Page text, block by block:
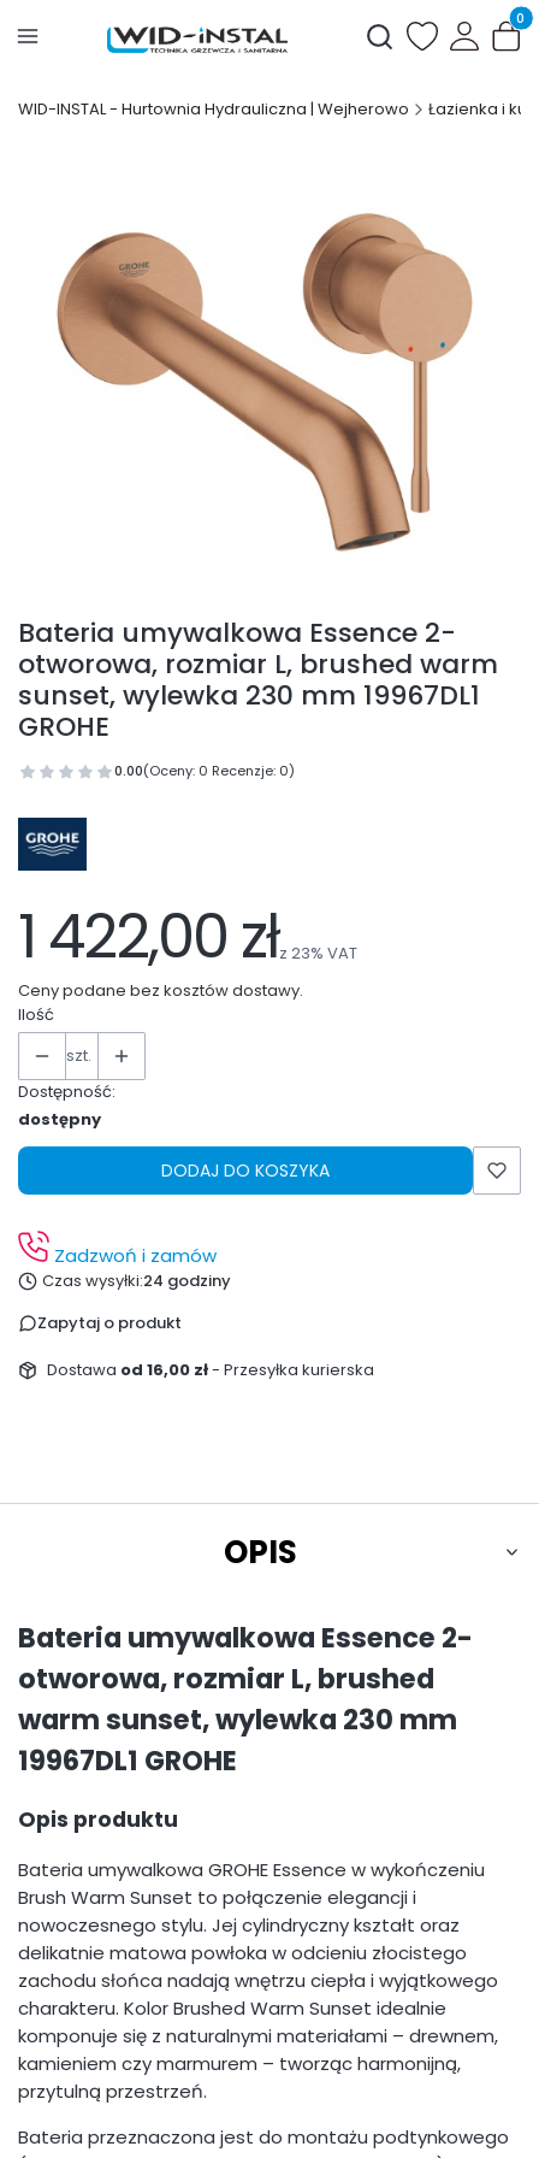
Otwórz
WID-INSTAL - Hurtownia Hydrauliczna | Wejherowo Łazienka i
Bateria umywalkowa Essence 2-
otworowa, rozmiar L, brushed warm
sunset, wylewka 230 mm 19967DL1
GROHE
0.00(Oceny: 0 Recenzje: 0)
1 422,00 złz 23% VAT
Ceny podane bez kosztów dostawy.
Ilość
szt.
Dostępność:
dostępny
DODAJ DO KOSZYKA
Zadzwoń i zamów
Czas wysyłki:24 godziny
Zapytaj o produkt
Dostawa od 16,00 zł- Przesyłka kurierska
OPIS
Bateria umywalkowa Essence 2-
otworowa, rozmiar L, brushed
warm sunset, wylewka 230 mm
19967DL1 GROHE
Opis produktu
Bateria umywalkowa GROHE Essence w wykończeniu
Brush Warm Sunset to połączenie elegancji i
nowoczesnego stylu. Jej cylindryczny kształt oraz
delikatnie matowa powłoka w odcieniu złocistego
zachodu słońca nadają wnętrzu ciepła i wyjątkowego
charakteru. Kolor Brushed Warm Sunset idealnie
komponuje się z naturalnymi materiałami – drewnem,
kamieniem czy marmurem – tworząc harmonijną,
przytulną przestrzeń.
Bateria przeznaczona jest do montażu podtynkowego